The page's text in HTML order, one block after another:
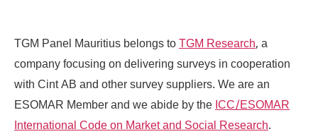
TGM Panel Mauritius belongs toTGM Research, a
company focusing on delivering surveys in cooperation
with Cint AB and other survey suppliers. We are an
ESOMAR Member and we abide by theICC/ESOMAR
International Code on Market and Social Research.